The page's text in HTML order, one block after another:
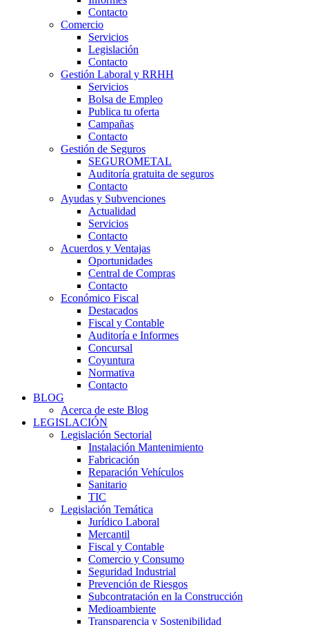
Contacto
Comercio
Servicios
Legislación
Contacto
Gestión Laboral y RRHH
Servicios
Bolsa de Empleo
Publica tu oferta
Campañas
Contacto
Gestión de Seguros
SEGUROMETAL
Auditoría gratuita de seguros
Contacto
Ayudas y Subvenciones
Actualidad
Servicios
Contacto
Acuerdos y Ventajas
Oportunidades
Central de Compras
Contacto
Económico Fiscal
Destacados
Fiscal y Contable
Auditoría e Informes
Concursal
Coyuntura
Normativa
Contacto
BLOG
Acerca de este Blog
LEGISLACIÓN
Legislación Sectorial
Instalación Mantenimiento
Fabricación
Reparación Vehículos
Sanitario
TIC
Legislación Temática
Jurídico Laboral
Mercantil
Fiscal y Contable
Comercio y Consumo
Seguridad Industrial
Prevención de Riesgos
Subcontratación en la Construcción
Medioambiente
Transparencia y Sostenibilidad